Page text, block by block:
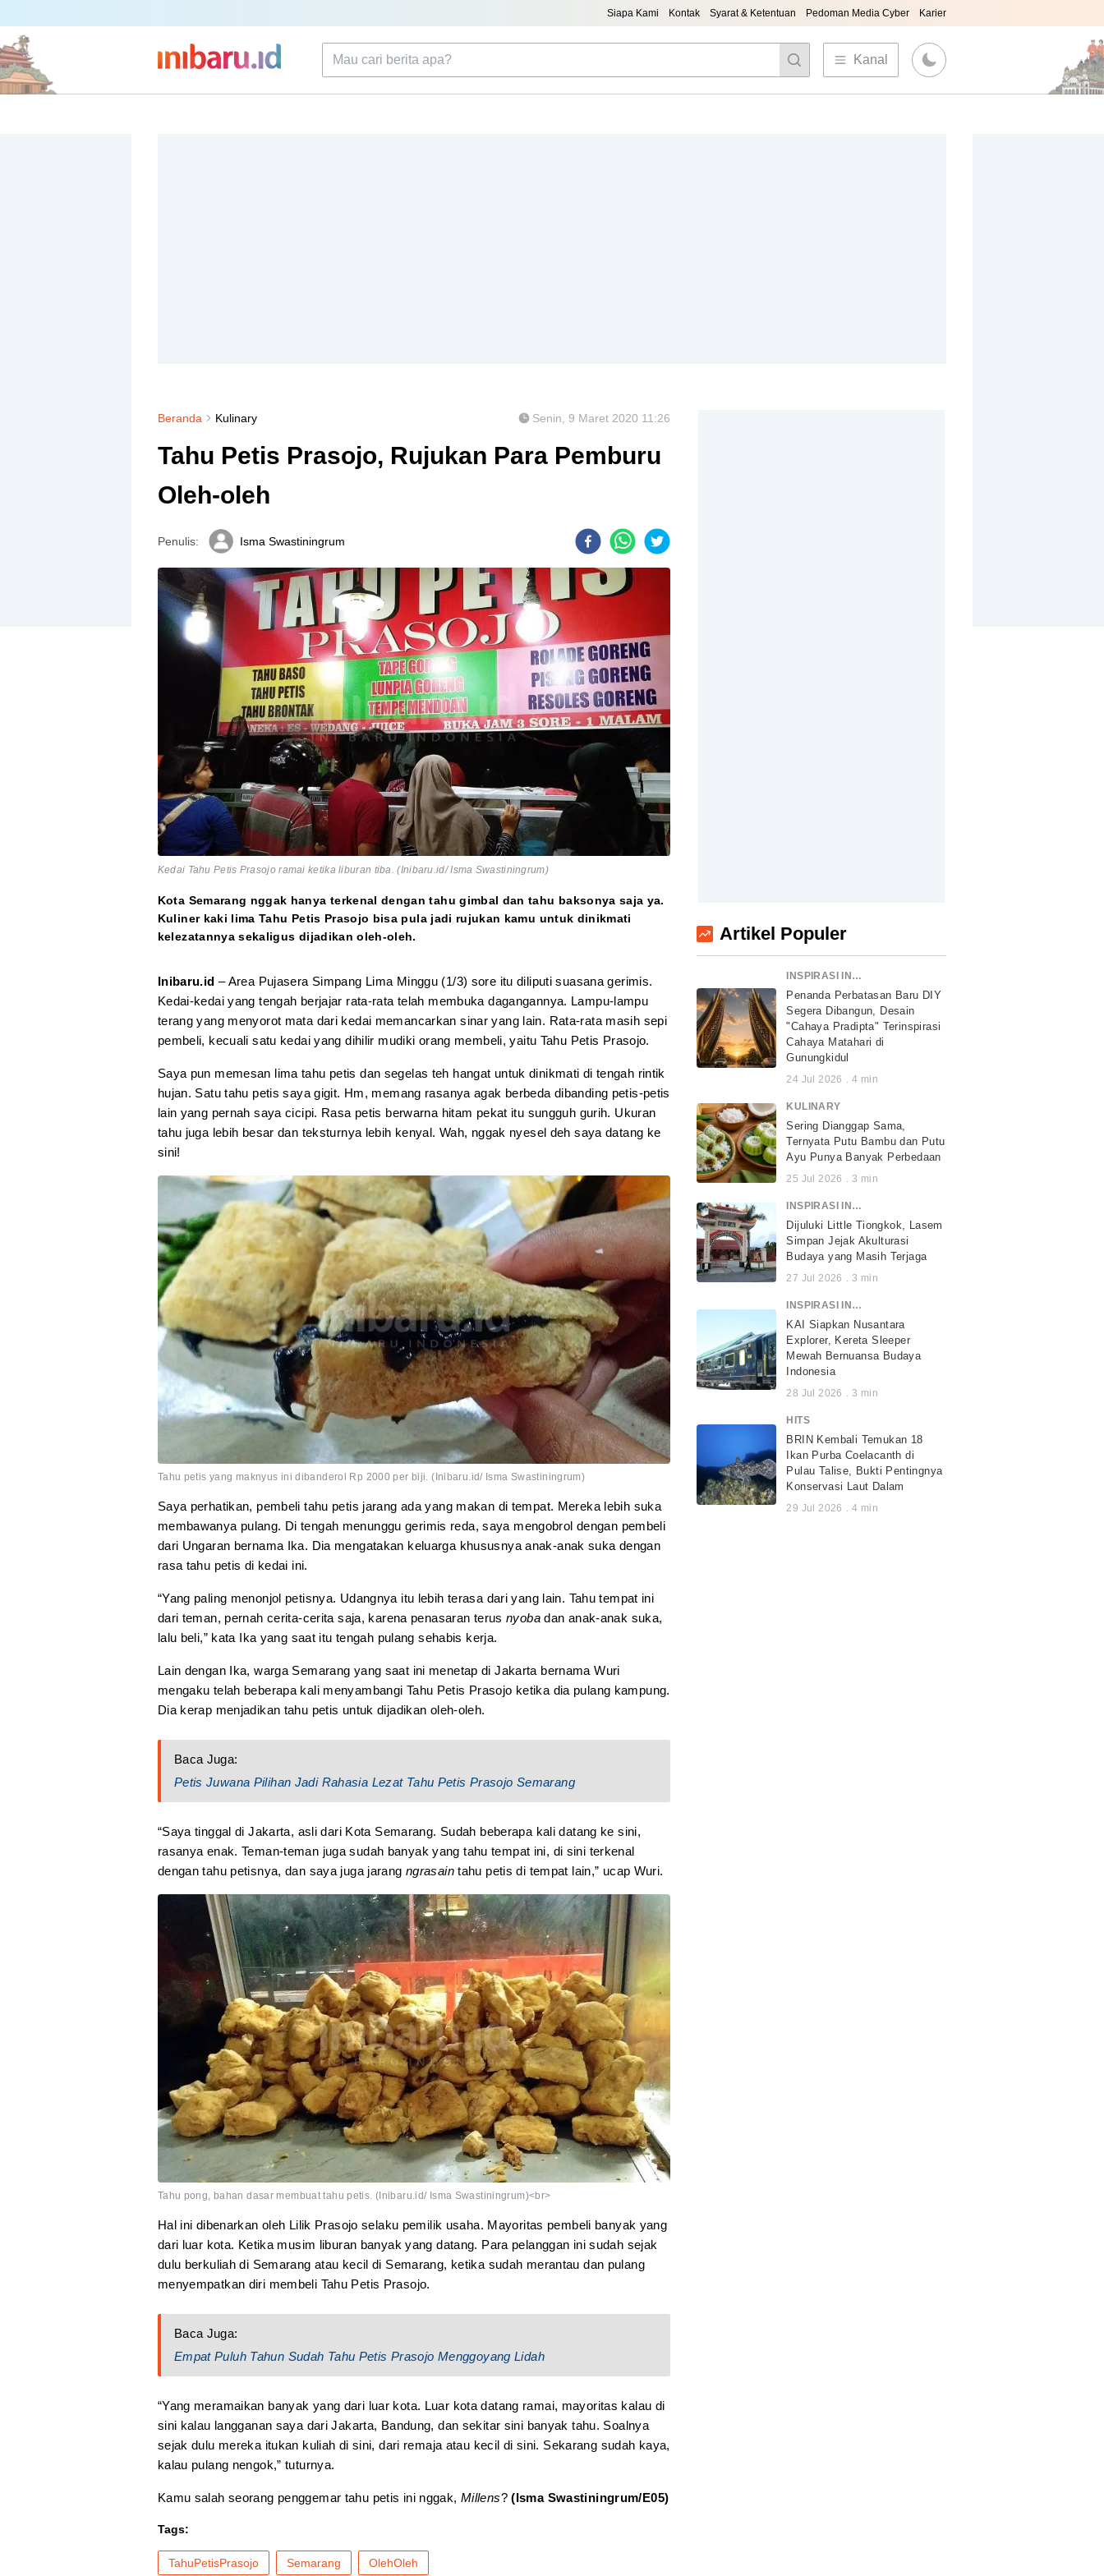
Siapa Kami Kontak Syarat & Ketentuan Pedoman Media Cyber Karier
Kanal
Beranda Kulinary Senin, 9 Maret 2020 11:26
Tahu Petis Prasojo, Rujukan Para Pemburu
Oleh-oleh
Penulis: Isma Swastiningrum
Kedai Tahu Petis Prasojo ramai ketika liburan tiba. (Inibaru.id/ Isma Swastiningrum)
Kota Semarang nggak hanya terkenal dengan tahu gimbal dan tahu baksonya saja ya.
Kuliner kaki lima Tahu Petis Prasojo bisa pula jadi rujukan kamu untuk dinikmati
kelezatannya sekaligus dijadikan oleh-oleh.
Inibaru.id – Area Pujasera Simpang Lima Minggu (1/3) sore itu diliputi suasana gerimis.
Kedai-kedai yang tengah berjajar rata-rata telah membuka dagangannya. Lampu-lampu
terang yang menyorot mata dari kedai memancarkan sinar yang lain. Rata-rata masih sepi
pembeli, kecuali satu kedai yang dihilir mudiki orang membeli, yaitu Tahu Petis Prasojo.
Saya pun memesan lima tahu petis dan segelas teh hangat untuk dinikmati di tengah rintik
hujan. Satu tahu petis saya gigit. Hm, memang rasanya agak berbeda dibanding petis-petis
lain yang pernah saya cicipi. Rasa petis berwarna hitam pekat itu sungguh gurih. Ukuran
tahu juga lebih besar dan teksturnya lebih kenyal. Wah, nggak nyesel deh saya datang ke
sini!
Tahu petis yang maknyus ini dibanderol Rp 2000 per biji. (Inibaru.id/ Isma Swastiningrum)
Saya perhatikan, pembeli tahu petis jarang ada yang makan di tempat. Mereka lebih suka
membawanya pulang. Di tengah menunggu gerimis reda, saya mengobrol dengan pembeli
dari Ungaran bernama Ika. Dia mengatakan keluarga khususnya anak-anak suka dengan
rasa tahu petis di kedai ini.
“Yang paling menonjol petisnya. Udangnya itu lebih terasa dari yang lain. Tahu tempat ini
dari teman, pernah cerita-cerita saja, karena penasaran terusnyobadan anak-anak suka,
lalu beli,” kata Ika yang saat itu tengah pulang sehabis kerja.
Lain dengan Ika, warga Semarang yang saat ini menetap di Jakarta bernama Wuri
mengaku telah beberapa kali menyambangi Tahu Petis Prasojo ketika dia pulang kampung.
Dia kerap menjadikan tahu petis untuk dijadikan oleh-oleh.
Baca Juga:
Petis Juwana Pilihan Jadi Rahasia Lezat Tahu Petis Prasojo Semarang
“Saya tinggal di Jakarta, asli dari Kota Semarang. Sudah beberapa kali datang ke sini,
rasanya enak. Teman-teman juga sudah banyak yang tahu tempat ini, di sini terkenal
dengan tahu petisnya, dan saya juga jarang ngrasaintahu petis di tempat lain,” ucap Wuri.
Tahu pong, bahan dasar membuat tahu petis. (Inibaru.id/ Isma Swastiningrum)<br>
Hal ini dibenarkan oleh Lilik Prasojo selaku pemilik usaha. Mayoritas pembeli banyak yang
dari luar kota. Ketika musim liburan banyak yang datang. Para pelanggan ini sudah sejak
dulu berkuliah di Semarang atau kecil di Semarang, ketika sudah merantau dan pulang
menyempatkan diri membeli Tahu Petis Prasojo.
Baca Juga:
Empat Puluh Tahun Sudah Tahu Petis Prasojo Menggoyang Lidah
“Yang meramaikan banyak yang dari luar kota. Luar kota datang ramai, mayoritas kalau di
sini kalau langganan saya dari Jakarta, Bandung, dan sekitar sini banyak tahu. Soalnya
sejak dulu mereka itukan kuliah di sini, dari remaja atau kecil di sini. Sekarang sudah kaya,
kalau pulang nengok,” tuturnya.
Kamu salah seorang penggemar tahu petis ini nggak, Millens?(Isma Swastiningrum/E05)
Tags:
TahuPetisPrasojo Semarang OlehOleh
Artikel Populer
INSPIRASI INDONESIA
Penanda Perbatasan Baru DIY
Segera Dibangun, Desain
"Cahaya Pradipta" Terinspirasi
Cahaya Matahari di
Gunungkidul
24 Jul 2026 . 4 min
KULINARY
Sering Dianggap Sama,
Ternyata Putu Bambu dan Putu
Ayu Punya Banyak Perbedaan
25 Jul 2026 . 3 min
INSPIRASI INDONESIA
Dijuluki Little Tiongkok, Lasem
Simpan Jejak Akulturasi
Budaya yang Masih Terjaga
27 Jul 2026 . 3 min
INSPIRASI INDONESIA
KAI Siapkan Nusantara
Explorer, Kereta Sleeper
Mewah Bernuansa Budaya
Indonesia
28 Jul 2026 . 3 min
HITS
BRIN Kembali Temukan 18
Ikan Purba Coelacanth di
Pulau Talise, Bukti Pentingnya
Konservasi Laut Dalam
29 Jul 2026 . 4 min